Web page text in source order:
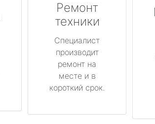
Ремонт
техники
Специалист
производит
ремонт на
месте и в
короткий срок.